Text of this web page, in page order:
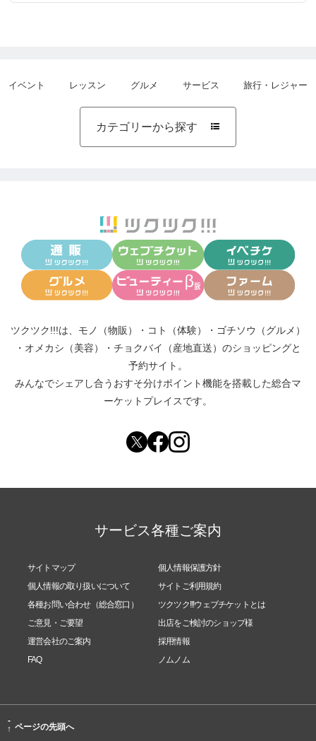
イベント レッスン グルメ サービス 旅行・レジャー
カテゴリーから探す 
ツクツク!!!は、 モノ（物販） ・ コト（体験） ・ ゴチソウ（グルメ）
・ オメカシ（美容） ・ チョクバイ（産地直送） のショッピングと
予約サイト。
みんなでシェアし合う おすそ分けポイント機能を搭載した総合マ
ーケットプレイスです。
サービス各種ご案内
サイトマップ
個人情報保護方針
個人情報の取り扱いについて
サイトご利用規約
各種お問い合わせ（総合窓口）
ツクツク!!!ウェブチケットとは
ご意見・ご要望
出店をご検討のショップ様
運営会社のご案内
採用情報
FAQ
ノムノム
-
↑ ページの先頭へ